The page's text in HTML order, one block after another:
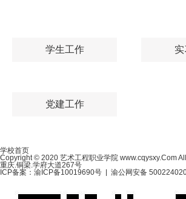
学生工作 实
党建工作
学校首页
Copyright © 2020 艺术工程职业学院 www.cqysxy.Com
重庆.铜梁.学府大道267号
ICP备案：渝ICP备10019690号
渝公网安备